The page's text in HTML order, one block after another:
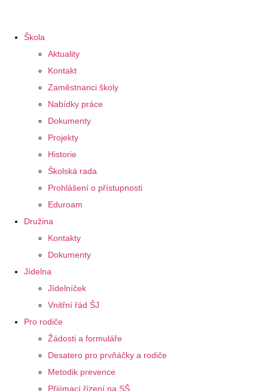
Škola
Aktuality
Kontakt
Zaměstnanci školy
Nabídky práce
Dokumenty
Projekty
Historie
Školská rada
Prohlášení o přístupnosti
Eduroam
Družina
Kontakty
Dokumenty
Jídelna
Jídelníček
Vnitřní řád ŠJ
Pro rodiče
Žádosti a formuláře
Desatero pro prvňáčky a rodiče
Metodik prevence
Přijímací řízení na SŠ